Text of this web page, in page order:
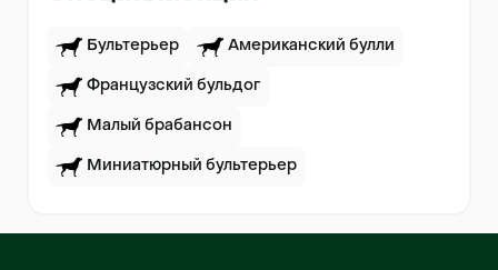
Бультерьер Американский булли
Французский бульдог
Малый брабансон
Миниатюрный бультерьер